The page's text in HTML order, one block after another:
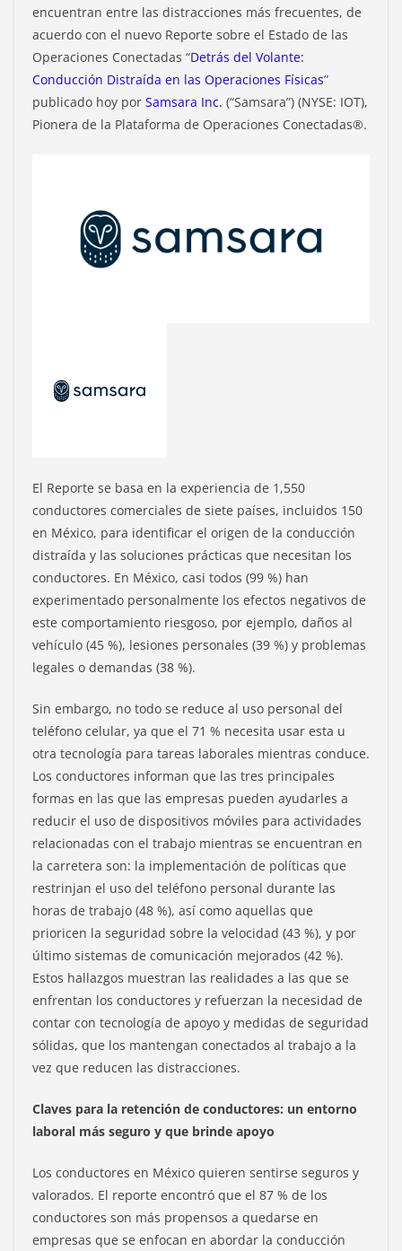
encuentran entre las distracciones más frecuentes, de
acuerdo con el nuevo Reporte sobre el Estado de las
Operaciones Conectadas “Detrás del Volante:
Conducción Distraída en las Operaciones Físicas”
publicado hoy por Samsara Inc. (“Samsara”) (NYSE: IOT),
Pionera de la Plataforma de Operaciones Conectadas®.
El Reporte se basa en la experiencia de 1,550
conductores comerciales de siete países, incluidos 150
en México, para identificar el origen de la conducción
distraída y las soluciones prácticas que necesitan los
conductores. En México, casi todos (99 %) han
experimentado personalmente los efectos negativos de
este comportamiento riesgoso, por ejemplo, daños al
vehículo (45 %), lesiones personales (39 %) y problemas
legales o demandas (38 %).
Sin embargo, no todo se reduce al uso personal del
teléfono celular, ya que el 71 % necesita usar esta u
otra tecnología para tareas laborales mientras conduce.
Los conductores informan que las tres principales
formas en las que las empresas pueden ayudarles a
reducir el uso de dispositivos móviles para actividades
relacionadas con el trabajo mientras se encuentran en
la carretera son: la implementación de políticas que
restrinjan el uso del teléfono personal durante las
horas de trabajo (48 %), así como aquellas que
prioricen la seguridad sobre la velocidad (43 %), y por
último sistemas de comunicación mejorados (42 %).
Estos hallazgos muestran las realidades a las que se
enfrentan los conductores y refuerzan la necesidad de
contar con tecnología de apoyo y medidas de seguridad
sólidas, que los mantengan conectados al trabajo a la
vez que reducen las distracciones.
Claves para la retención de conductores: un entorno
laboral más seguro y que brinde apoyo
Los conductores en México quieren sentirse seguros y
valorados. El reporte encontró que el 87 % de los
conductores son más propensos a quedarse en
empresas que se enfocan en abordar la conducción